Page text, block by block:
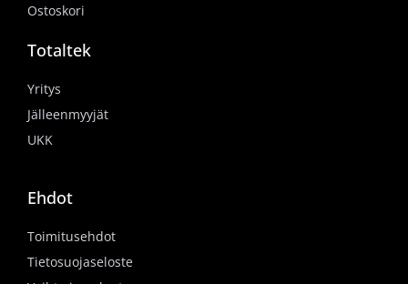
Ostoskori
Totaltek
Yritys
Jälleenmyyjät
UKK
Ehdot
Toimitusehdot
Tietosuojaseloste